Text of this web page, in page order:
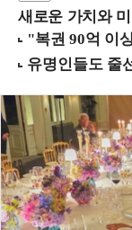
새로운 가치와 미래 업무 환